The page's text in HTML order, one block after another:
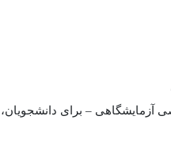
آزمایشگاهی – برای